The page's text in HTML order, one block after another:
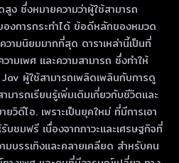
ง ซึ่งหมายความว่าผู้ใช้สามารถ
องการกระทําได้ ข้อดีหลักของหมวด
ามนิยมมากที่สุด ดาราเหล่านี้เป็นที่
ามเพศ และความสามารถ ซึ่งทําให้
ผู้ใช้สามารถเพลิดเพลินกับการดู
มารถเรียนรู้เพิ่มเติมเกี่ยวกับชีวิตและ
วิดีโอ. เพราะเป็นยุคใหม่ ที่มีการเอา
ชมฟรี เนื่องจากภาวะและเศรษฐกิจที่
มบรรเทิงและคลายเคลียด สำหรับคน